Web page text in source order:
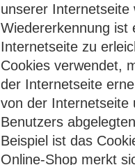
unserer Internetseite
Wiedererkennung ist
Internetseite zu
Cookies verwendet,
der Internetseite
von der Internetseite
Benutzers
Beispiel ist das
Online-Shop merkt